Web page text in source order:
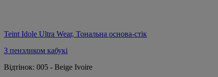
Teint Idole Ultra Wear, Тональна основа-стік
З пензликом кабукі
Відтінок: 005 - Beige Ivoire